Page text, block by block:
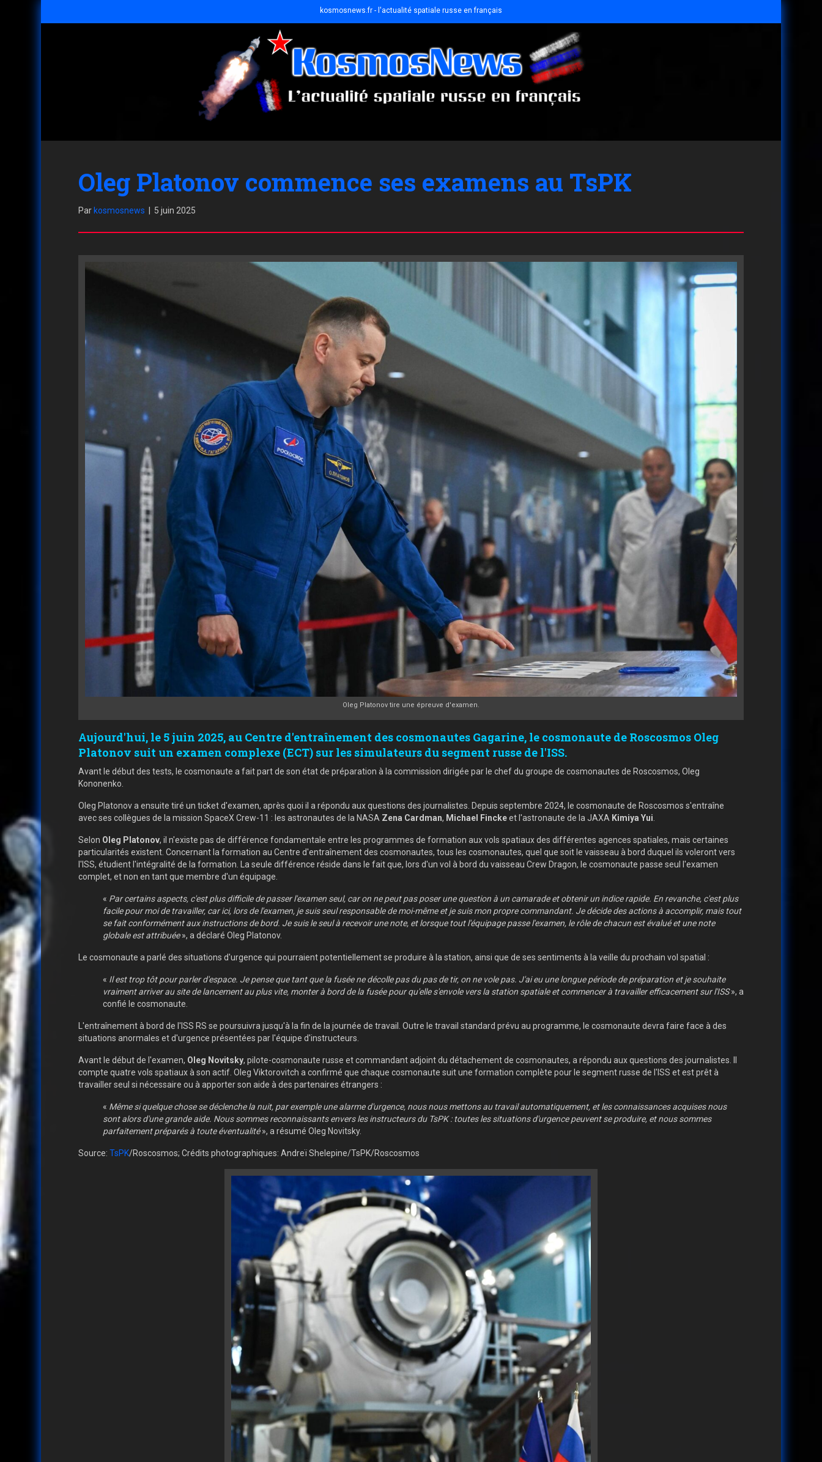
kosmosnews.fr - l'actualité spatiale russe en français
Oleg Platonov commence ses examens au TsPK
Par kosmosnews 5 juin 2025
Oleg Platonov tire une épreuve d'examen.
Aujourd'hui, le 5 juin 2025, au Centre d'entraînement des cosmonautes Gagarine, le cosmonaute de Roscosmos Oleg
Platonov suit un examen complexe (ECT) sur les simulateurs du segment russe de l'ISS.
Avant le début des tests, le cosmonaute a fait part de son état de préparation à la commission dirigée par le chef du groupe de cosmonautes de Roscosmos, Oleg
Kononenko.
Oleg Platonov a ensuite tiré un ticket d'examen, après quoi il a répondu aux questions des journalistes. Depuis septembre 2024, le cosmonaute de Roscosmos s'entraîne
avec ses collègues de la mission SpaceX Crew-11 : les astronautes de la NASA Zena Cardman, Michael Finckeet l'astronaute de la JAXA Kimiya Yui.
Selon Oleg Platonov, il n'existe pas de différence fondamentale entre les programmes de formation aux vols spatiaux des différentes agences spatiales, mais certaines
particularités existent. Concernant la formation au Centre d'entraînement des cosmonautes, tous les cosmonautes, quel que soit le vaisseau à bord duquel ils voleront vers
l'ISS, étudient l'intégralité de la formation. La seule différence réside dans le fait que, lors d'un vol à bord du vaisseau Crew Dragon, le cosmonaute passe seul l'examen
complet, et non en tant que membre d'un équipage.
« Par certains aspects, c'est plus difficile de passer l'examen seul, car on ne peut pas poser une question à un camarade et obtenir un indice rapide. En revanche, c'est plus
facile pour moi de travailler, car ici, lors de l'examen, je suis seul responsable de moi-même et je suis mon propre commandant. Je décide des actions à accomplir, mais tout
se fait conformément aux instructions de bord. Je suis le seul à recevoir une note, et lorsque tout l'équipage passe l'examen, le rôle de chacun est évalué et une note
globale est attribuée», a déclaré Oleg Platonov.
Le cosmonaute a parlé des situations d'urgence qui pourraient potentiellement se produire à la station, ainsi que de ses sentiments à la veille du prochain vol spatial :
« Il est trop tôt pour parler d'espace. Je pense que tant que la fusée ne décolle pas du pas de tir, on ne vole pas. J'ai eu une longue période de préparation et je souhaite
vraiment arriver au site de lancement au plus vite, monter à bord de la fusée pour qu'elle s'envole vers la station spatiale et commencer à travailler efficacement sur l'ISS», a
confié le cosmonaute.
L'entraînement à bord de l'ISS RS se poursuivra jusqu'à la fin de la journée de travail. Outre le travail standard prévu au programme, le cosmonaute devra faire face à des
situations anormales et d'urgence présentées par l'équipe d'instructeurs.
Avant le début de l'examen, Oleg Novitsky, pilote-cosmonaute russe et commandant adjoint du détachement de cosmonautes, a répondu aux questions des journalistes. Il
compte quatre vols spatiaux à son actif. Oleg Viktorovitch a confirmé que chaque cosmonaute suit une formation complète pour le segment russe de l'ISS et est prêt à
travailler seul si nécessaire ou à apporter son aide à des partenaires étrangers :
« Même si quelque chose se déclenche la nuit, par exemple une alarme d'urgence, nous nous mettons au travail automatiquement, et les connaissances acquises nous
sont alors d'une grande aide. Nous sommes reconnaissants envers les instructeurs du TsPK : toutes les situations d'urgence peuvent se produire, et nous sommes
parfaitement préparés à toute éventualité», a résumé Oleg Novitsky.
Source: TsPK/Roscosmos; Crédits photographiques: Andreï Shelepine/TsPK/Roscosmos